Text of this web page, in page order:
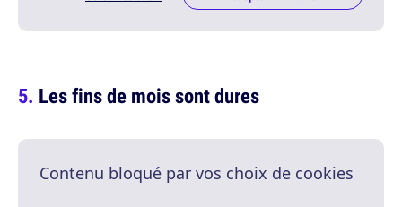
Les fins de mois sont dures
Contenu bloqué par vos choix de cookies